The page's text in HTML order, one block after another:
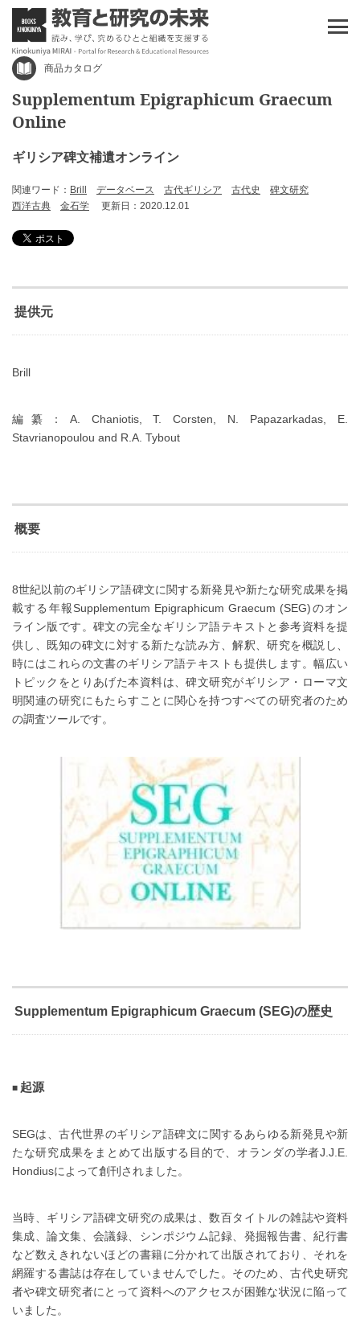
商品カタログ
Supplementum Epigraphicum Graecum
Online
ギリシア碑文補遺オンライン
関連ワード： Brill データベース 古代ギリシア 古代史
碑文研究
西洋古典
金石学 更新日：2020.12.01
提供元
Brill
編纂：A. Chaniotis, T. Corsten, N. Papazarkadas, E.
Stavrianopoulou and R.A. Tybout
概要
8世紀以前のギリシア語碑文に関する新発見や新たな研究成果を掲
載する年報Supplementum Epigraphicum Graecum (SEG)のオン
ライン版です。碑文の完全なギリシア語テキストと参考資料を提
供し、既知の碑文に対する新たな読み方、解釈、研究を概説し、
時にはこれらの文書のギリシア語テキストも提供します。幅広い
トピックをとりあげた本資料は、碑文研究がギリシア・ローマ文
明関連の研究にもたらすことに関心を持つすべての研究者のため
の調査ツールです。
Supplementum Epigraphicum Graecum (SEG)の歴史
起源
SEGは、古代世界のギリシア語碑文に関するあらゆる新発見や新
たな研究成果をまとめて出版する目的で、オランダの学者J.J.E.
Hondiusによって創刊されました。
当時、ギリシア語碑文研究の成果は、数百タイトルの雑誌や資料
集成、論文集、会議録、シンポジウム記録、発掘報告書、紀行書
など数えきれないほどの書籍に分かれて出版されており、それを
網羅する書誌は存在していませんでした。そのため、古代史研究
者や碑文研究者にとって資料へのアクセスが困難な状況に陥って
いました。